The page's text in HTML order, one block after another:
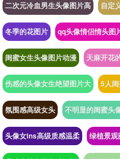
二次元冷血男生头像图片高 自定
冬季的花图片 qq头像情侣情头图
闺蜜女生头像图片动漫 天麻开花
伤感的头像女生绝望图片大 5人
氛围感高级女头 不明显的闺蜜头
头像女ins高级质感温柔 绿植景